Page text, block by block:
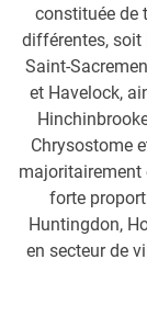
constituée de
différentes, soit
Saint-
et Havelock,
Chrysostome
majoritairement
forte
Huntingdon,
en secteur de